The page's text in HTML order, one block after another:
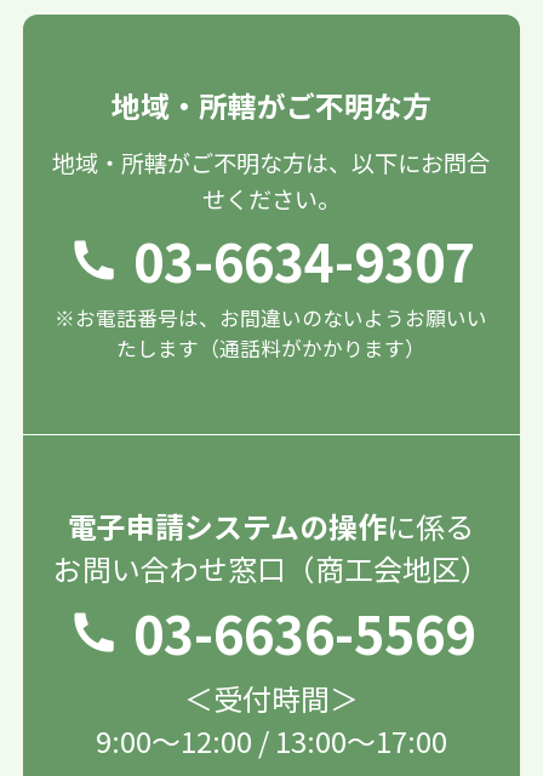
地域・所轄がご不明な方
地域・所轄がご不明な方は、以下にお問合
せください。
03-6634-9307
※お電話番号は、お間違いのないようお願いい
たします（通話料がかかります）
電子申請システムの操作に係る
お問い合わせ窓口（商工会地区）
03-6636-5569
＜受付時間＞
9:00〜12:00 / 13:00〜17:00